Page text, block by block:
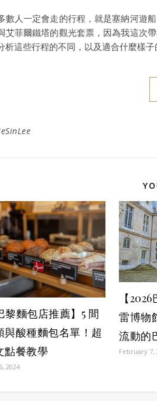
數人一定會走的行程，就是塞納河遊
艾菲爾鐵塔的觀光套票，因為我這次
析這些行程的不同，以及適合什麼樣
黎麵包店推薦】5 間
與酸種麵包名單！超
點餐教學
2024
【
雷博物
流動的
February 7,